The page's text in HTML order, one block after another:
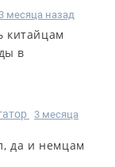
3 месяца назад
китайцам
в
3 месяца
да и немцам